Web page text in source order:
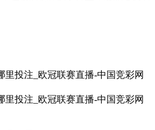
里投注_欧冠联赛直播-中国竞彩网
里投注_欧冠联赛直播-中国竞彩网